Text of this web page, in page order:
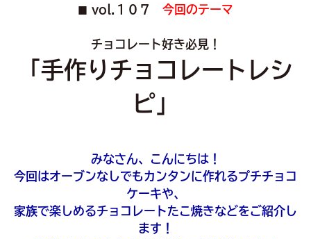
vol.１０７ 今回のテーマ
チョコレート好き必見！
「手作りチョコレートレシ
ピ」
みなさん、こんにちは！
今回はオーブンなしでもカンタンに作れるプチチョコ
ケーキや、
家族で楽しめるチョコレートたこ焼きなどをご紹介し
ます！